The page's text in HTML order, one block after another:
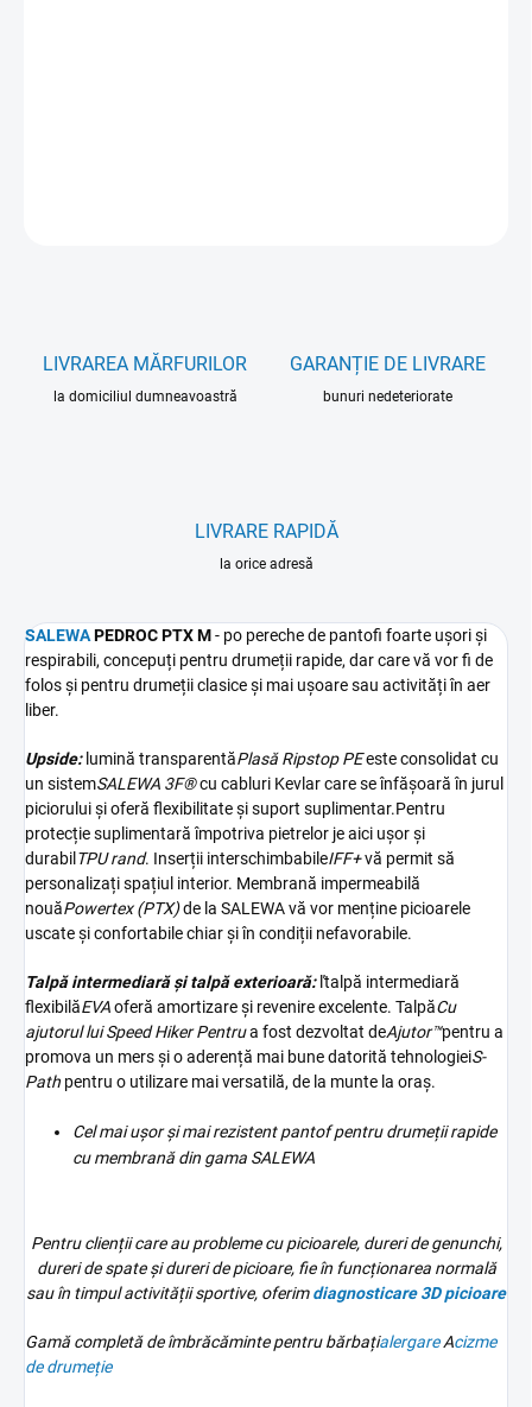
LIVRAREA MĂRFURILOR
la domiciliul dumneavoastră
GARANȚIE DE LIVRARE
bunuri nedeteriorate
LIVRARE RAPIDĂ
la orice adresă
SALEWAPEDROC PTX M- po pereche de pantofi foarte ușori și
respirabili, concepuți pentru drumeții rapide, dar care vă vor fi de
folos și pentru drumeții clasice și mai ușoare sau activități în aer
liber.
Upside:lumină transparentăPlasă Ripstop PEeste consolidat cu
un sistemSALEWA 3F®cu cabluri Kevlar care se înfășoară în jurul
piciorului și oferă flexibilitate și suport suplimentar.Pentru
protecție suplimentară împotriva pietrelor je aici ușor și
durabil TPU rand. Inserții interschimbabileIFF+vă permit să
personalizați spațiul interior. Membrană impermeabilă
nouăPowertex (PTX)de la SALEWA vă vor menține picioarele
uscate și confortabile chiar și în condiții nefavorabile.
Talpă intermediară și talpă exterioară:ľtalpă intermediară
flexibilăEVAoferă amortizare și revenire excelente. TalpăCu
ajutorul lui Speed Hiker Pentrua fost dezvoltat deAjutor™pentru a
promova un mers și o aderență mai bune datorită tehnologieiS-
Path pentru o utilizare mai versatilă, de la munte la oraș.
Cel mai ușor și mai rezistent pantof pentru drumeții rapide
cu membrană din gama SALEWA
Pentru clienții care au probleme cu picioarele, dureri de genunchi,
dureri de spate și dureri de picioare, fie în funcționarea normală
sau în timpul activității sportive, oferimdiagnosticare 3Dpicioare
Gamă completă de îmbrăcăminte pentru bărbațialergareAcizme
de drumeție